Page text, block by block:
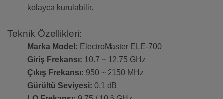
kolayca kurulabilir.
Teknik Özellikleri:
Marka Model: ElectroMaster ELE-700
Giriş Frekansı: 10.7 ~ 12.75 GHz
Çıkış Frekansı: 950 ~ 2150 MHz
Gürültü Seviyesi: 0.1 dB